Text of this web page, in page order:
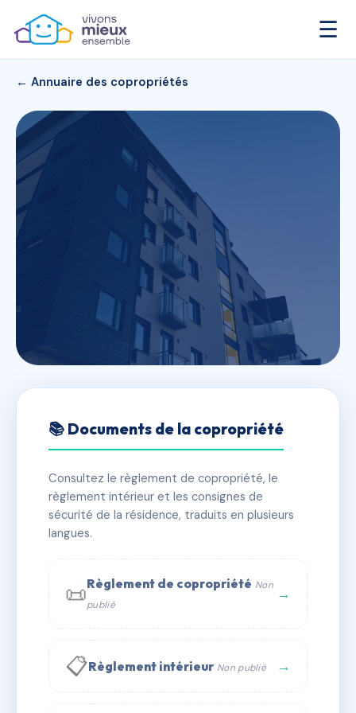
☰
← Annuaire des copropriétés
6 RUE PIERRE
BROSSOLETTE
📍 6 r pierre brossolette 34200 Sète
✓ Immatriculée 🏠 13 lots 🏗 2 bâtiment(s)
📞 Contacter Syndic Digital 💬 WhatsApp
✉ Email
📚 Documents de la copropriété
Consultez le règlement de copropriété, le
règlement intérieur et les consignes de
sécurité de la résidence, traduits en plusieurs
langues.
📜Règlement de copropriété Non
publié
→
📋Règlement intérieur Non publié →